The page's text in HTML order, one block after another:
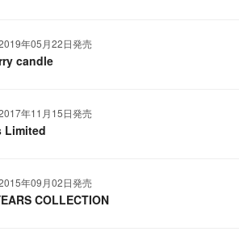
年05月22日発売
candle
年11月15日発売
Limited
年09月02日発売
COLLECTION